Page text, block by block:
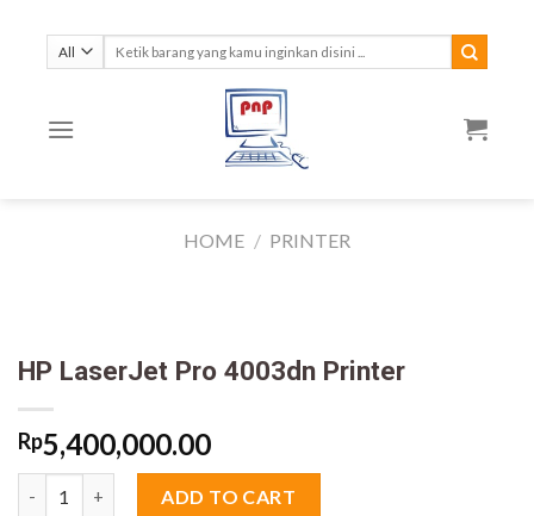
content
Search
HOME / PRINTER
HP LaserJet Pro 4003dn Printer
Rp5,400,000.00
ADD TO CART